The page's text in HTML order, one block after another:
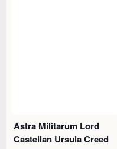
Astra Militarum Lord
Castellan Ursula Creed